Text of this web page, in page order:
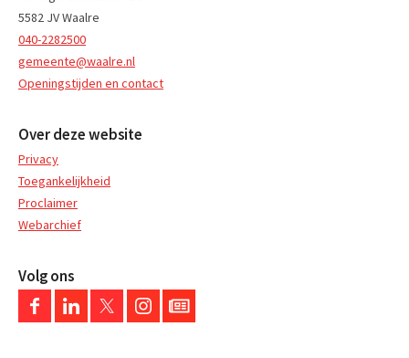
5582 JV Waalre
040-2282500
gemeente@waalre.nl
Openingstijden en contact
Over deze website
Privacy
Toegankelijkheid
Proclaimer
Webarchief
Volg ons